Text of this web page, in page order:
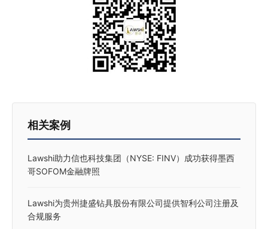
相关案例
Lawshi助力信也科技集团（NYSE: FINV）成功获得墨西
哥SOFOM金融牌照
Lawshi为贵州捷盛钻具股份有限公司提供智利公司注册及
合规服务